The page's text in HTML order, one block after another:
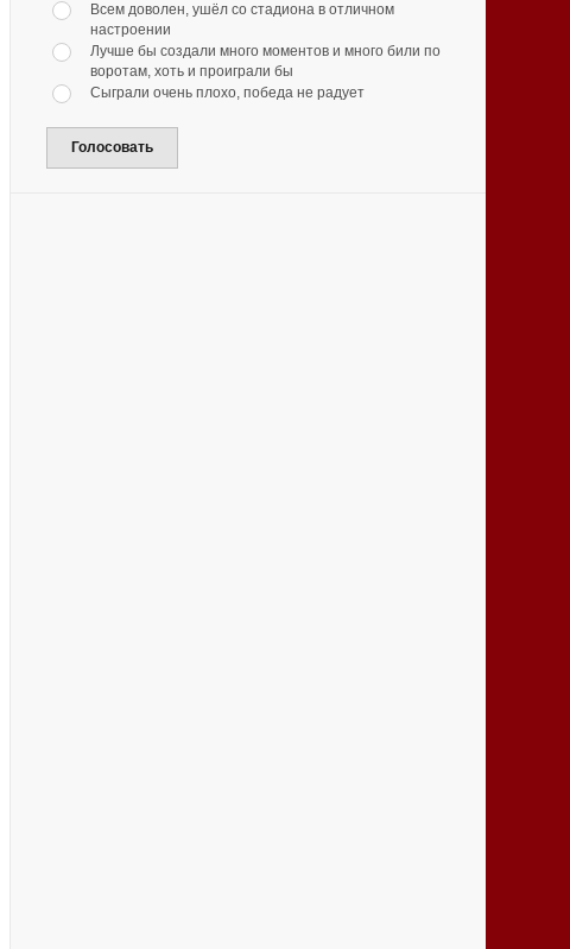
Всем доволен, ушёл со стадиона в отличном
настроении
Лучше бы создали много моментов и много били по
воротам, хоть и проиграли бы
Сыграли очень плохо, победа не радует
Голосовать